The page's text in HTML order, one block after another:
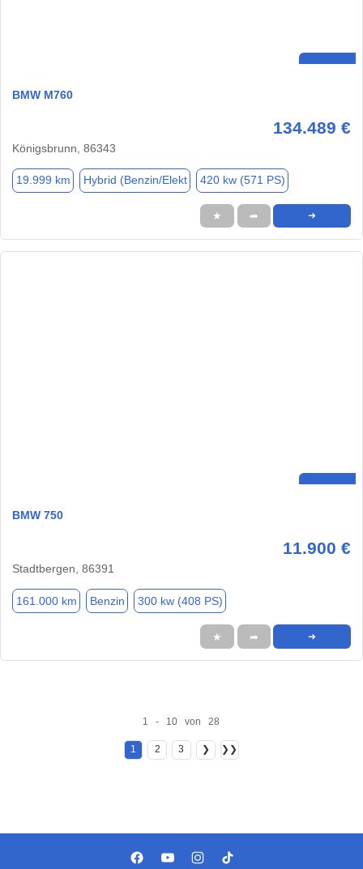
BMW M760
134.489 €
Königsbrunn, 86343
19.999 km Hybrid (Benzin/Elekt 420 kw (571 PS)
★ ➦ ➜
BMW 750
11.900 €
Stadtbergen, 86391
161.000 km Benzin 300 kw (408 PS)
★ ➦ ➜
1 - 10 von 28
1 2 3 ❯ ❯❯